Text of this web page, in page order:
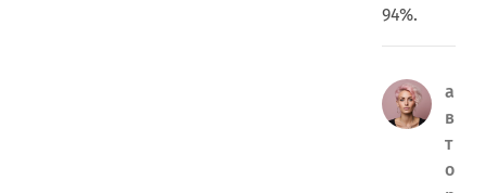
94%.
а
в
т
о